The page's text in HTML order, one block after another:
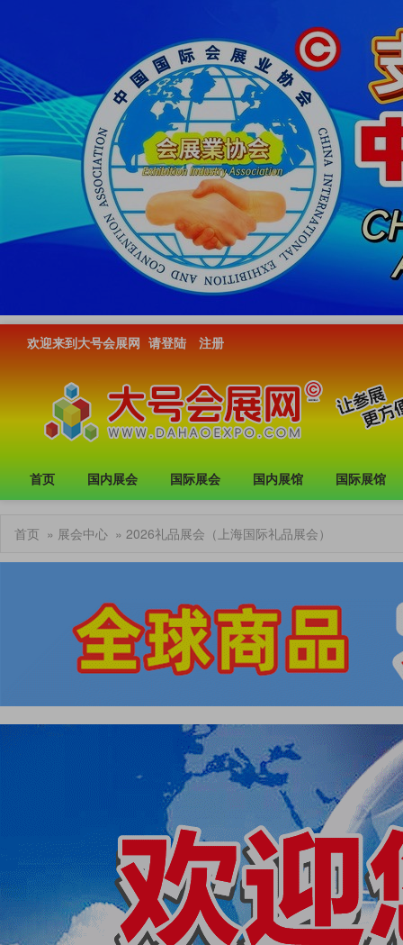
欢迎来到大号会展网 请登陆 注册
首页 国内展会 国际展会 国内展馆 国际展馆
首页 » 展会中心 » 2026礼品展会（上海国际礼品展会）